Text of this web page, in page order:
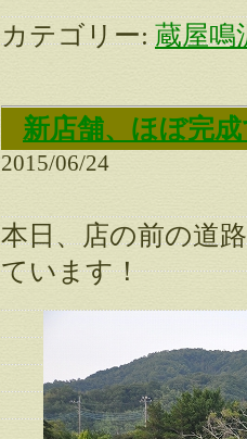
カテゴリー: 蔵屋鳴
新店舗、ほぼ完
2015/06/24
本日、店の前の道
ています！